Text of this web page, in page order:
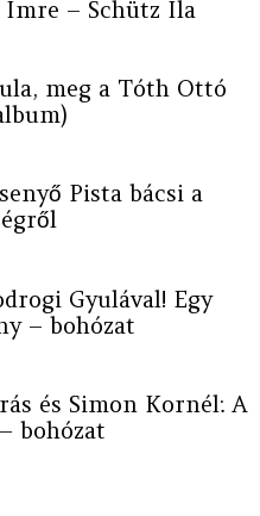
– Schütz Ila
meg a Tóth Ottó
Pista bácsi a
Gyulával! Egy
– bohózat
és Simon Kornél: A
bohózat